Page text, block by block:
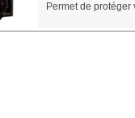
Permet de